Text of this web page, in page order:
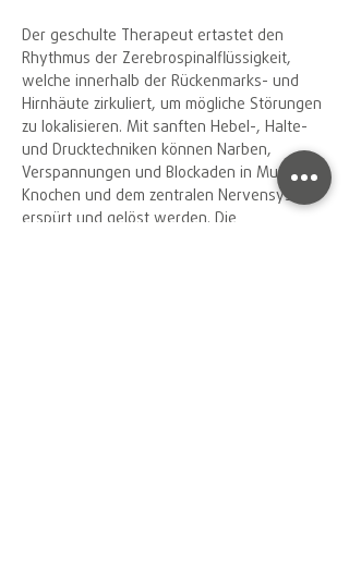
Der geschulte Therapeut ertastet den
Rhythmus der Zerebrospinalflüssigkeit,
welche innerhalb der Rückenmarks- und
Hirnhäute zirkuliert, um mögliche Störungen
zu lokalisieren. Mit sanften Hebel-, Halte-
und Drucktechniken können Narben,
Verspannungen und Blockaden in Muskeln,
Knochen und dem zentralen Nervensystem
erspürt und gelöst werden. Die